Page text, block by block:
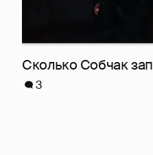
Сколько Собчак
3